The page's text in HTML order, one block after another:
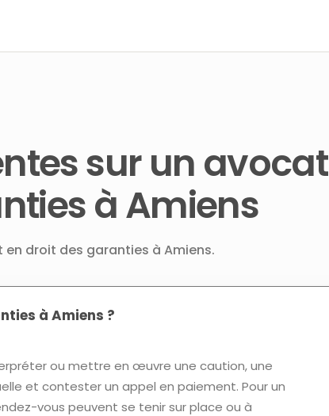
sur un avocat
à Amiens
droit des garanties à Amiens.
à Amiens ?
ou mettre en œuvre une caution, une
et contester un appel en paiement. Pour un
vous peuvent se tenir sur place ou à